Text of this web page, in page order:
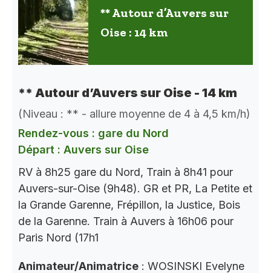
** Autour d’Auvers sur
Oise : 14 km
** Autour d’Auvers sur Oise - 14 km
(Niveau : ** - allure moyenne de 4 à 4,5 km/h)
Rendez-vous : gare du Nord
Départ : Auvers sur Oise
RV à 8h25 gare du Nord, Train à 8h41 pour
Auvers-sur-Oise (9h48). GR et PR, La Petite et
la Grande Garenne, Frépillon, la Justice, Bois
de la Garenne. Train à Auvers à 16h06 pour
Paris Nord (17h1
Animateur/Animatrice : WOSINSKI Evelyne